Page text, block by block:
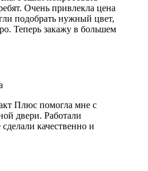
Очень привлекла цена
подобрать нужный цвет,
Теперь закажу в большем
Плюс помогла мне с
двери. Работали
качественно и